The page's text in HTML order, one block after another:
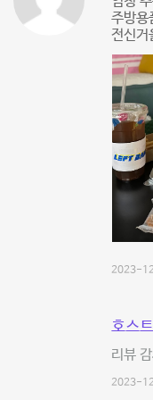
주방용
전신거
2023-
호스
리뷰
2023-